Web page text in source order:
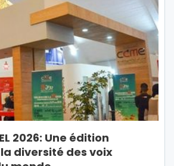
2026: Une édition
diversité des voix